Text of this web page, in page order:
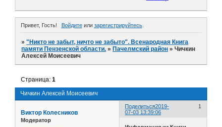
Привет, Гость! Войдитеили зарегистрируйтесь.
»"Никто не забыт, ничто не забыто". Всенародная Книга
памяти Пензенской области. » Пачелмский район »Чичкин
Алексей Моисеевич
Чичкин Алексей Моисеевич
Страница:1
Поделиться 1
2019-
07-03 13:39:06
Виктор Колесников
Модератор